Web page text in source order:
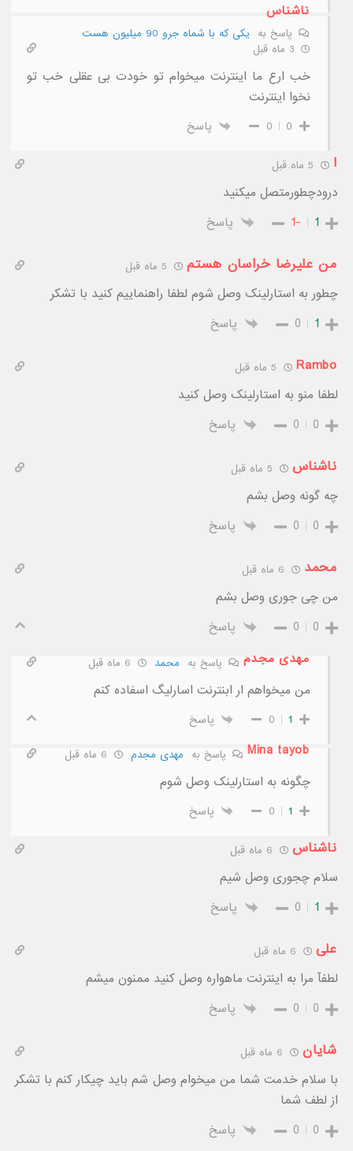
ناشناس
پاسخ به یکی که با شماه جرو 90 میلیون هست
3 ماه قبل
خب ارع ما اینترنت میخوام تو خودت بی عقلی خب تو
نخوا اینترنت
0
0 پاسخ
ا
درودچطورمتصل میکنید
1
-1 پاسخ
من علیرضا خراسان هستم
چطور به استارلینک وصل شوم لطفا راهنماییم کنید با تشکر
1
0 پاسخ
Rambo
لطفا منو به استارلینک وصل کنید
0
0 پاسخ
ناشناس
چه گونه وصل بشم
0
0 پاسخ
محمد
من چی جوری وصل بشم
0
0
پاسخ
مهدی مجدم
پاسخ به محمد
من میخواهم ار ابنترنت اسارلیگ اسفاده کنم
1
0 پاسخ
Mina tayob پاسخ به مهدی مجدم
چگونه به استارلینک وصل شوم
1
0 پاسخ
ناشناس
سلام چجوری وصل شیم
1
0 پاسخ
علی
لطفآ مرا به اينترنت ماهواره وصل کنید ممنون میشم
0
0 پاسخ
شایان
با سلام خدمت شما من میخوام وصل شم باید چیکار کنم با تشکر
از لطف شما
0
0 پاسخ